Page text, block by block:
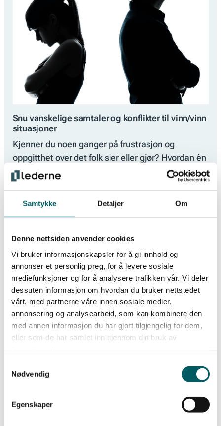
Samtykke Detaljer Om
Denne nettsiden anvender cookies
Vi bruker informasjonskapsler for å gi innhold og
annonser et personlig preg, for å levere sosiale
mediefunksjoner og for å analysere trafikken vår. Vi deler
dessuten informasjon om hvordan du bruker nettstedet
vårt, med partnerne våre innen sosiale medier,
annonsering og analysearbeid, som kan kombinere den
med annen informasjon du har gjort tilgjengelig for dem,
eller som de har samlet inn gjennom din bruk av
Nødvendig
Egenskaper
Snu vanskelige samtaler og konflikter til vinn/vinn
situasjoner
Kjenner du noen ganger på frustrasjon og
oppgitthet over det folk sier eller gjør? Hvordan èn
fjær kan bli til fem høns? Ønsker du å kunne glede
deg til samtaler…
Den vanskelige samtalen
lederrollen – og et viktig verktøy for å sikre
dette e-læringskurset får du tips og råd.